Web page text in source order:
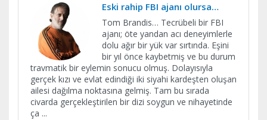
Eski rahip FBI ajanı olursa…
Tom Brandis… Tecrübeli bir FBI
ajanı; öte yandan acı deneyimlerle
dolu ağır bir yük var sırtında. Eşini
bir yıl önce kaybetmiş ve bu durum
travmatik bir eylemin sonucu olmuş. Dolayısıyla
gerçek kızı ve evlat edindiği iki siyahi kardeşten oluşan
ailesi dağılma noktasına gelmiş. Tam bu sırada
civarda gerçekleştirilen bir dizi soygun ve nihayetinde
ça ...